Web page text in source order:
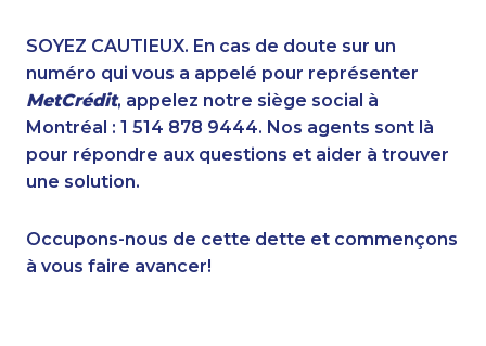
1-905-282-1759
1-587-316-3426
1-778-401-7173
1-587-316-3391
1-438-289-3589
1-778-760-1294
1-877-677-8068
1-604-282-3658
1-416-239-7116
1-437-900-0332
SOYEZ CAUTIEUX. En cas de doute sur un
numéro qui vous a appelé pour représenter
MetCrédit, appelez notre siège social à
Montréal : 1 514 878 9444. Nos agents sont là
pour répondre aux questions et aider à trouver
une solution.
Occupons-nous de cette dette et commençons
à vous faire avancer!